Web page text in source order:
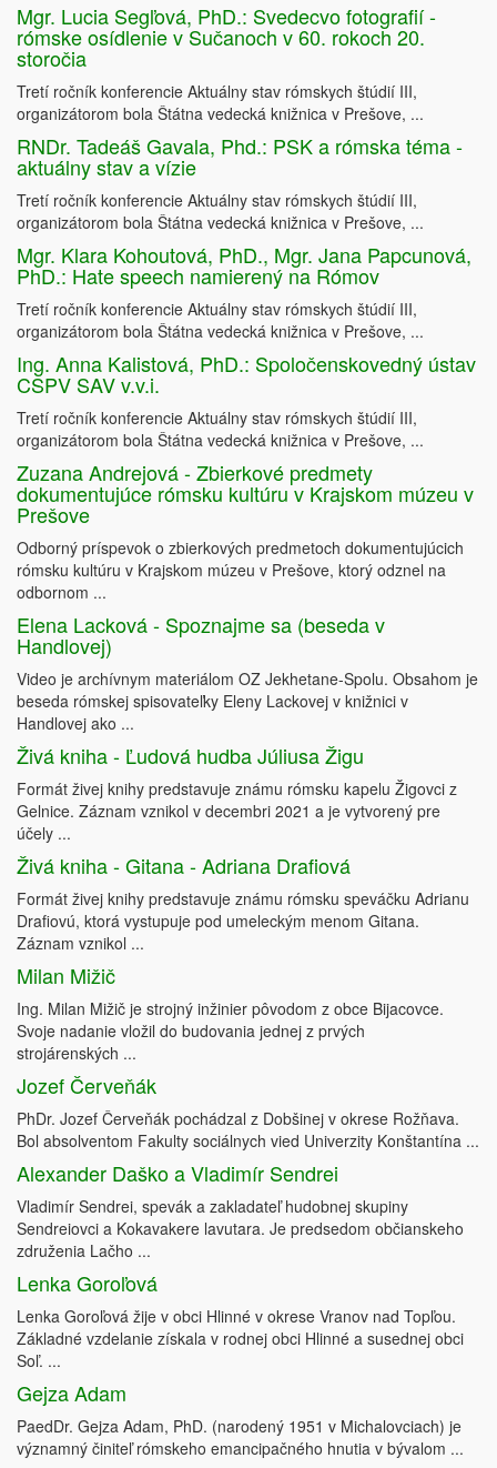
Mgr. Lucia Segľová, PhD.: Svedecvo fotografií -
rómske osídlenie v Sučanoch v 60. rokoch 20.
storočia
Tretí ročník konferencie Aktuálny stav rómskych štúdií III,
organizátorom bola Štátna vedecká knižnica v Prešove, ...
RNDr. Tadeáš Gavala, Phd.: PSK a rómska téma -
aktuálny stav a vízie
Tretí ročník konferencie Aktuálny stav rómskych štúdií III,
organizátorom bola Štátna vedecká knižnica v Prešove, ...
Mgr. Klara Kohoutová, PhD., Mgr. Jana Papcunová,
PhD.: Hate speech namierený na Rómov
Tretí ročník konferencie Aktuálny stav rómskych štúdií III,
organizátorom bola Štátna vedecká knižnica v Prešove, ...
Ing. Anna Kalistová, PhD.: Spoločenskovedný ústav
CSPV SAV v.v.i.
Tretí ročník konferencie Aktuálny stav rómskych štúdií III,
organizátorom bola Štátna vedecká knižnica v Prešove, ...
Zuzana Andrejová - Zbierkové predmety
dokumentujúce rómsku kultúru v Krajskom múzeu v
Prešove
Odborný príspevok o zbierkových predmetoch dokumentujúcich
rómsku kultúru v Krajskom múzeu v Prešove, ktorý odznel na
odbornom ...
Elena Lacková - Spoznajme sa (beseda v
Handlovej)
Video je archívnym materiálom OZ Jekhetane-Spolu. Obsahom je
beseda rómskej spisovateľky Eleny Lackovej v knižnici v
Handlovej ako ...
Živá kniha - Ľudová hudba Júliusa Žigu
Formát živej knihy predstavuje známu rómsku kapelu Žigovci z
Gelnice. Záznam vznikol v decembri 2021 a je vytvorený pre
účely ...
Živá kniha - Gitana - Adriana Drafiová
Formát živej knihy predstavuje známu rómsku speváčku Adrianu
Drafiovú, ktorá vystupuje pod umeleckým menom Gitana.
Záznam vznikol ...
Milan Mižič
Ing. Milan Mižič je strojný inžinier pôvodom z obce Bijacovce.
Svoje nadanie vložil do budovania jednej z prvých
strojárenských ...
Jozef Červeňák
PhDr. Jozef Červeňák pochádzal z Dobšinej v okrese Rožňava.
Bol absolventom Fakulty sociálnych vied Univerzity Konštantína ...
Alexander Daško a Vladimír Sendrei
Vladimír Sendrei, spevák a zakladateľ hudobnej skupiny
Sendreiovci a Kokavakere lavutara. Je predsedom občianskeho
združenia Lačho ...
Lenka Goroľová
Lenka Goroľová žije v obci Hlinné v okrese Vranov nad Topľou.
Základné vzdelanie získala v rodnej obci Hlinné a susednej obci
Soľ. ...
Gejza Adam
PaedDr. Gejza Adam, PhD. (narodený 1951 v Michalovciach) je
významný činiteľ rómskeho emancipačného hnutia v bývalom ...